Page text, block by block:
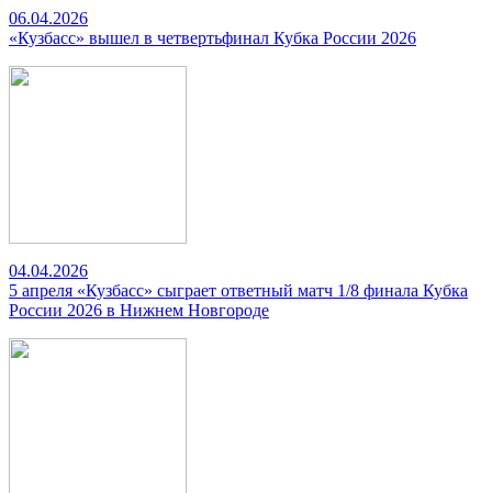
06.04.2026
«Кузбасс» вышел в четвертьфинал Кубка России 2026
04.04.2026
5 апреля «Кузбасс» сыграет ответный матч 1/8 финала Кубка
России 2026 в Нижнем Новгороде